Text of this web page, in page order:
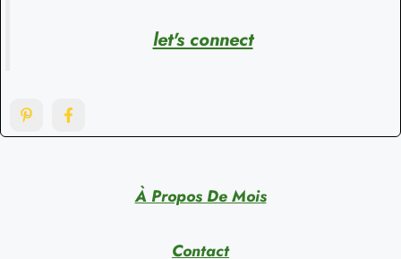
let's connect
À Propos De Mois
Contact